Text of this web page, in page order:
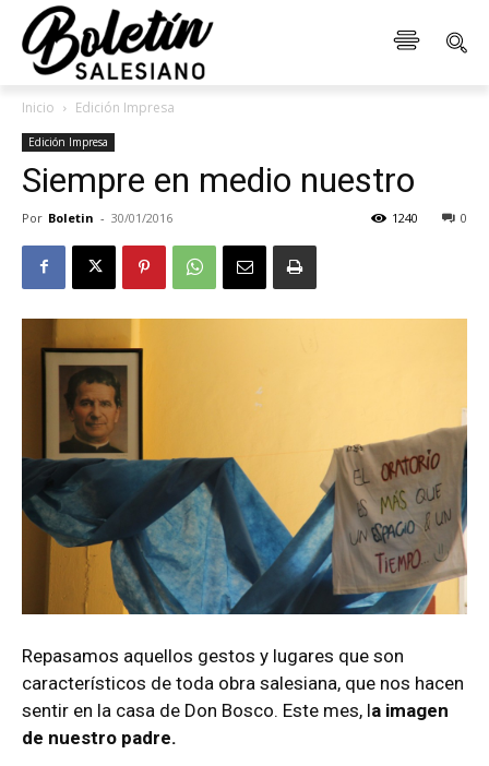
Inicio Edición Impresa
Edición Impresa
Siempre en medio nuestro
Por Boletin - 30/01/2016 0
1240
Repasamos aquellos gestos y lugares que son
característicos de toda obra salesiana, que nos hacen
sentir en la casa de Don Bosco. Este mes, la imagen
de nuestro padre.